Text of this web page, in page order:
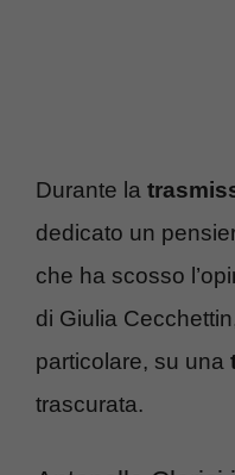
Durante la
dedicato un
che ha scosso
di Giulia
particolare, su una
trascurata.